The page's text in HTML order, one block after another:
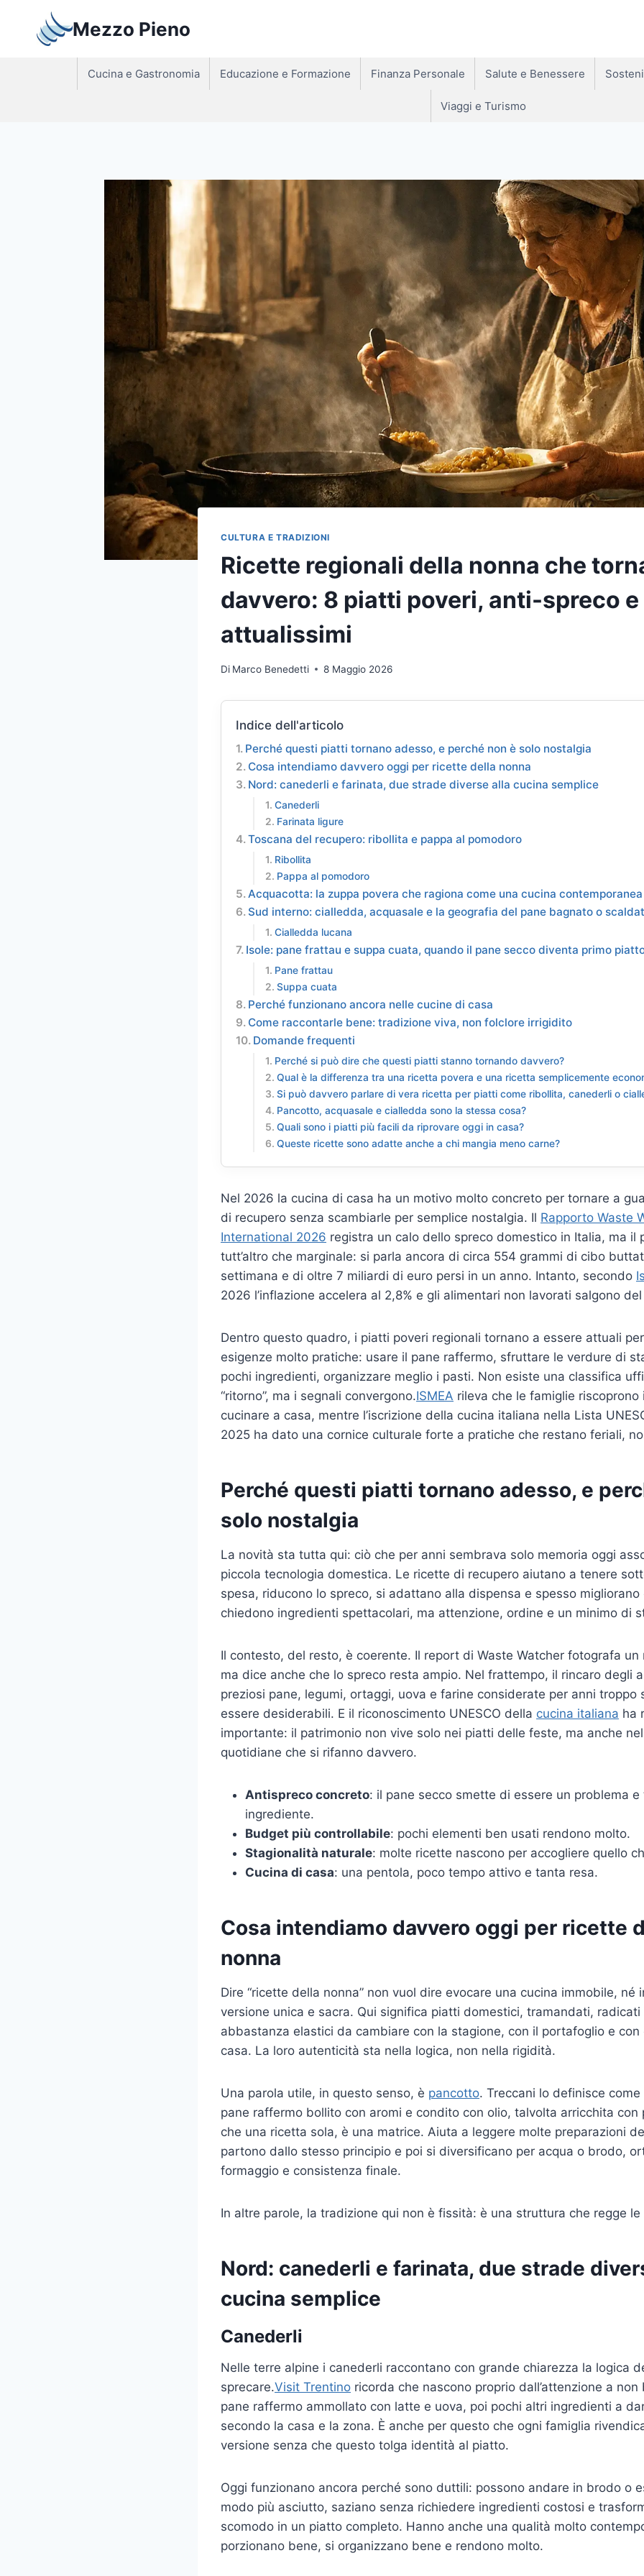
contenuto
Mezzo Pieno
Cucina e Gastronomia Educazione e Formazione Finanza Personale Salute e Benessere
Viaggi e Turismo
CULTURA E TRADIZIONI
Ricette regionali della nonna che
davvero: 8 piatti poveri, anti-spreco e
attualissimi
Di Marco Benedetti 8 Maggio 2026
Indice dell'articolo
Perché questi piatti tornano adesso, e perché non è solo nostalgia
Cosa intendiamo davvero oggi per ricette della nonna
Nord: canederli e farinata, due strade diverse alla cucina semplice
Canederli
Farinata ligure
Toscana del recupero: ribollita e pappa al pomodoro
Ribollita
Pappa al pomodoro
Acquacotta: la zuppa povera che ragiona come una cucina contemporanea
Sud interno: cialledda, acquasale e la geografia del pane bagnato o
Cialledda lucana
Isole: pane frattau e suppa cuata, quando il pane secco diventa primo
Pane frattau
Suppa cuata
Perché funzionano ancora nelle cucine di casa
Come raccontarle bene: tradizione viva, non folclore irrigidito
Domande frequenti
Perché si può dire che questi piatti stanno tornando davvero?
Qual è la differenza tra una ricetta povera e una ricetta semplicemente
Si può davvero parlare di vera ricetta per piatti come ribollita, canederli o
Pancotto, acquasale e cialledda sono la stessa cosa?
Quali sono i piatti più facili da riprovare oggi in casa?
Queste ricette sono adatte anche a chi mangia meno carne?
Nel 2026 la cucina di casa ha un motivo molto concreto per tornare a
di recupero senza scambiarle per semplice nostalgia. Il Rapporto Waste
International 2026 registra un calo dello spreco domestico in Italia, ma il
tutt’altro che marginale: si parla ancora di circa 554 grammi di cibo
settimana e di oltre 7 miliardi di euro persi in un anno. Intanto, secondo
2026 l’inflazione accelera al 2,8% e gli alimentari non lavorati salgono
Dentro questo quadro, i piatti poveri regionali tornano a essere attuali
esigenze molto pratiche: usare il pane raffermo, sfruttare le verdure di
pochi ingredienti, organizzare meglio i pasti. Non esiste una classifica
“ritorno”, ma i segnali convergono.ISMEA rileva che le famiglie riscoprono
cucinare a casa, mentre l’iscrizione della cucina italiana nella Lista
2025 ha dato una cornice culturale forte a pratiche che restano feriali,
Perché questi piatti tornano adesso, e
solo nostalgia
La novità sta tutta qui: ciò che per anni sembrava solo memoria oggi
piccola tecnologia domestica. Le ricette di recupero aiutano a tenere
spesa, riducono lo spreco, si adattano alla dispensa e spesso migliorano
chiedono ingredienti spettacolari, ma attenzione, ordine e un minimo di
Il contesto, del resto, è coerente. Il report di Waste Watcher fotografa un
ma dice anche che lo spreco resta ampio. Nel frattempo, il rincaro degli
preziosi pane, legumi, ortaggi, uova e farine considerate per anni troppo
essere desiderabili. E il riconoscimento UNESCO della cucina italiana ha
importante: il patrimonio non vive solo nei piatti delle feste, ma anche
quotidiane che si rifanno davvero.
Antispreco concreto: il pane secco smette di essere un problema e
ingrediente.
Budget più controllabile: pochi elementi ben usati rendono molto.
Stagionalità naturale: molte ricette nascono per accogliere quello
Cucina di casa: una pentola, poco tempo attivo e tanta resa.
Cosa intendiamo davvero oggi per ricette
nonna
Dire “ricette della nonna” non vuol dire evocare una cucina immobile, né
versione unica e sacra. Qui significa piatti domestici, tramandati,
abbastanza elastici da cambiare con la stagione, con il portafoglio e con
casa. La loro autenticità sta nella logica, non nella rigidità.
Una parola utile, in questo senso, è pancotto. Treccani lo definisce
pane raffermo bollito con aromi e condito con olio, talvolta arricchita con
che una ricetta sola, è una matrice. Aiuta a leggere molte preparazioni
partono dallo stesso principio e poi si diversificano per acqua o brodo,
formaggio e consistenza finale.
In altre parole, la tradizione qui non è fissità: è una struttura che regge le
Nord: canederli e farinata, due strade
cucina semplice
Canederli
Nelle terre alpine i canederli raccontano con grande chiarezza la logica
sprecare.Visit Trentino ricorda che nascono proprio dall’attenzione a
pane raffermo ammollato con latte e uova, poi pochi altri ingredienti a
secondo la casa e la zona. È anche per questo che ogni famiglia
versione senza che questo tolga identità al piatto.
Oggi funzionano ancora perché sono duttili: possono andare in brodo o
modo più asciutto, saziano senza richiedere ingredienti costosi e
scomodo in un piatto completo. Hanno anche una qualità molto
porzionano bene, si organizzano bene e rendono molto.